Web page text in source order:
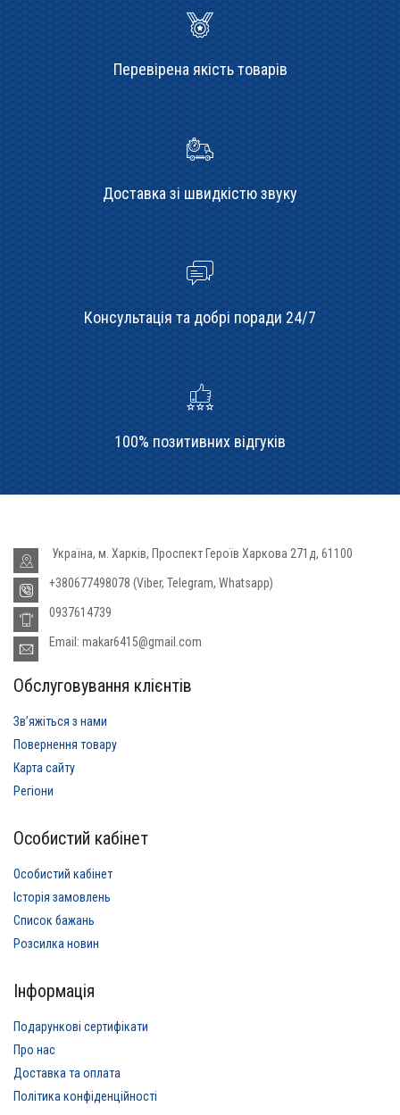
Перевірена якість товарів
Доставка зі швидкістю звуку
Консультація та добрі поради 24/7
100% позитивних відгуків
Україна, м. Харків, Проспект Героїв Харкова 271д, 61100
+380677498078 (Viber, Telegram, Whatsapp)
0937614739
Email: makar6415@gmail.com
Обслуговування клієнтів
Звʼяжіться з нами
Повернення товару
Карта сайту
Регіони
Особистий кабінет
Особистий кабінет
Історія замовлень
Список бажань
Розсилка новин
Інформація
Подарункові сертифікати
Про нас
Доставка та оплата
Політика конфіденційності